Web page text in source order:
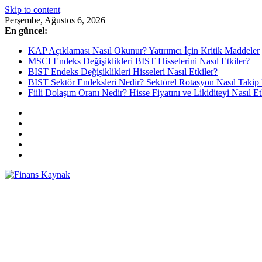
Skip to content
Perşembe, Ağustos 6, 2026
En güncel:
KAP Açıklaması Nasıl Okunur? Yatırımcı İçin Kritik Maddeler
MSCI Endeks Değişiklikleri BIST Hisselerini Nasıl Etkiler?
BIST Endeks Değişiklikleri Hisseleri Nasıl Etkiler?
BIST Sektör Endeksleri Nedir? Sektörel Rotasyon Nasıl
Fiili Dolaşım Oranı Nedir? Hisse Fiyatını ve Likiditeyi Nasıl